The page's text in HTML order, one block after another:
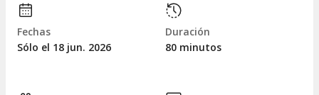
Fechas
Sólo el 18 jun. 2026
Duración
80 minutos